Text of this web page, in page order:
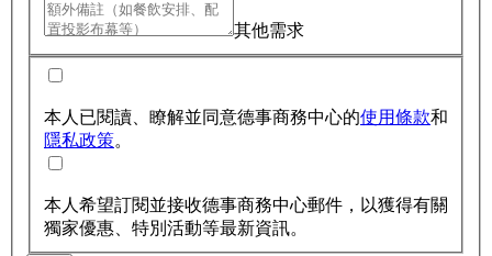
其他需求
本人已閱讀、瞭解並同意德事商務中心的使用條款和
隱私政策。
本人希望訂閱並接收德事商務中心郵件，以獲得有關
獨家優惠、特別活動等最新資訊。